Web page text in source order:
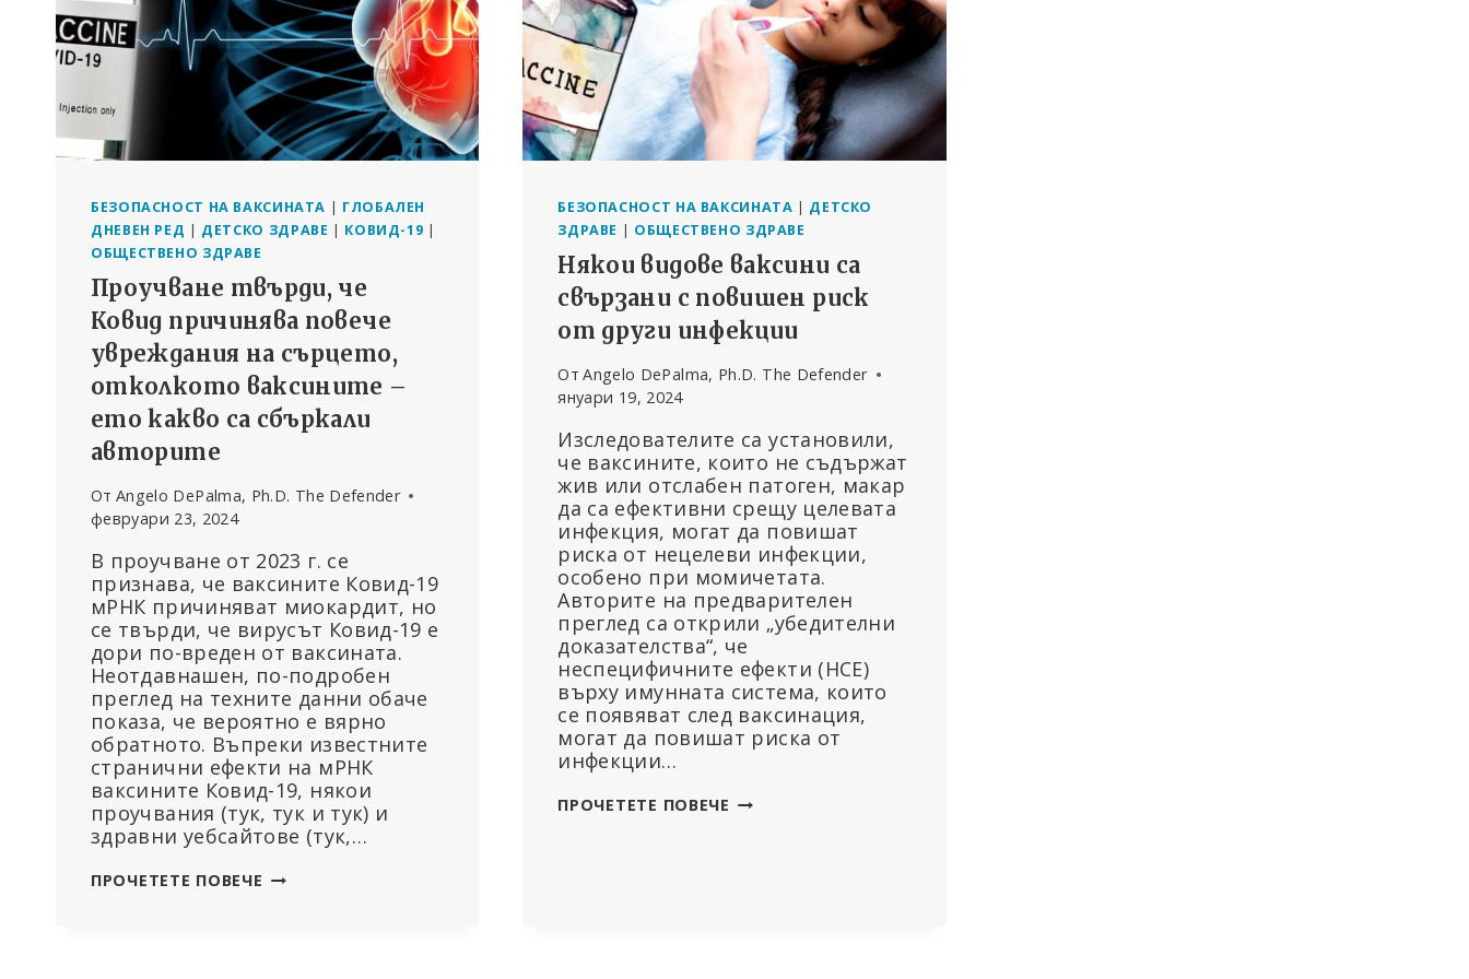
БЕЗОПАСНОСТ НА ВАКСИНАТА | ГЛОБАЛЕН
ДНЕВЕН РЕД | ДЕТСКО ЗДРАВЕ | КОВИД-19 |
ОБЩЕСТВЕНО ЗДРАВЕ
Проучване твърди, че
Ковид причинява повече
увреждания на сърцето,
отколкото ваксините –
ето какво са сбъркали
авторите
От Angelo DePalma, Ph.D. The Defender
февруари 23, 2024
В проучване от 2023 г. се
признава, че ваксините Ковид-19
мРНК причиняват миокардит, но
се твърди, че вирусът Ковид-19 е
дори по-вреден от ваксината.
Неотдавнашен, по-подробен
преглед на техните данни обаче
показа, че вероятно е вярно
обратното. Въпреки известните
странични ефекти на мРНК
ваксините Ковид-19, някои
проучвания (тук, тук и тук) и
здравни уебсайтове (тук,…
ПРОЧЕТЕТЕ ПОВЕЧЕ ПРОУЧВАНЕ
БЕЗОПАСНОСТ НА ВАКСИНАТА | ДЕТСКО
ЗДРАВЕ | ОБЩЕСТВЕНО ЗДРАВЕ
Някои видове ваксини са
свързани с повишен риск
от други инфекции
От Angelo DePalma, Ph.D. The Defender
януари 19, 2024
Изследователите са установили,
че ваксините, които не съдържат
жив или отслабен патоген, макар
да са ефективни срещу целевата
инфекция, могат да повишат
риска от нецелеви инфекции,
особено при момичетата.
Авторите на предварителен
преглед са открили „убедителни
доказателства“, че
неспецифичните ефекти (НСЕ)
върху имунната система, които
се появяват след ваксинация,
могат да повишат риска от
инфекции…
ПРОЧЕТЕТЕ ПОВЕЧЕ НЯКОИ